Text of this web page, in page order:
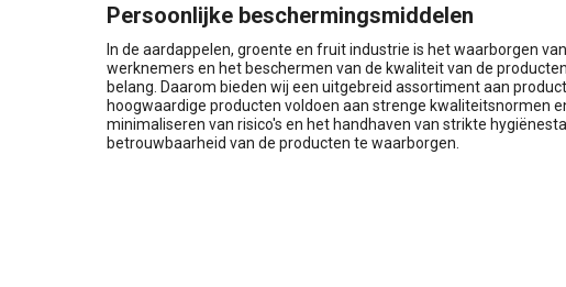
Persoonlijke beschermingsmiddelen
In de aardappelen, groente en fruit industrie is het waarborgen
werknemers en het beschermen van de kwaliteit van de
belang. Daarom bieden wij een uitgebreid assortiment aan
hoogwaardige producten voldoen aan strenge kwaliteitsnormen
minimaliseren van risico's en het handhaven van strikte
betrouwbaarheid van de producten te waarborgen.